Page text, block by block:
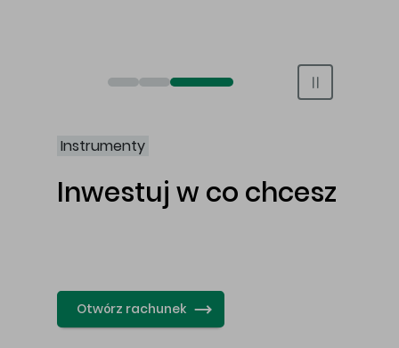
Otwórz rachunek maklerski online
Otwórz konto IKE/IKZE
Świat bez swap i prowizji
Instrumenty
Inwestuj w co chcesz
Otwórz rachunek